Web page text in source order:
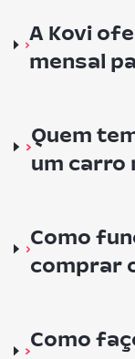
A Kovi
mensal
Quem
um carro
Como
comprar
Como